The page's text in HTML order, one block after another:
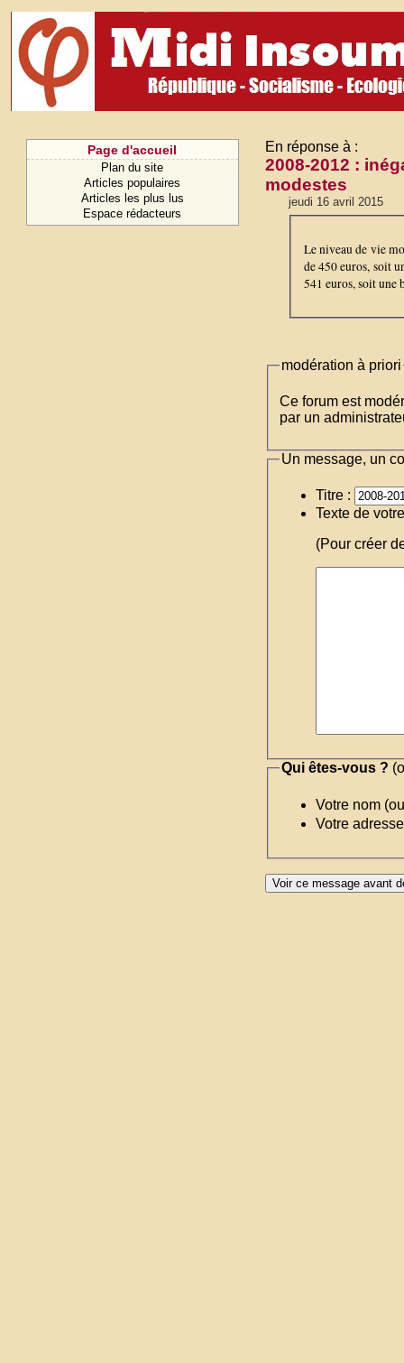
Page d'accueil
Plan du site
Articles populaires
Articles les plus lus
Espace rédacteurs
En réponse à :
2008-2012 :
modestes
jeudi 16 avril 2015
Le niveau de vie
de 450 euros, soit
541 euros, soit une
modération à priori
Ce forum est
par un
Un message, un
Titre :
Texte de
(Pour créer
Qui êtes-vous ?
Votre nom
Votre